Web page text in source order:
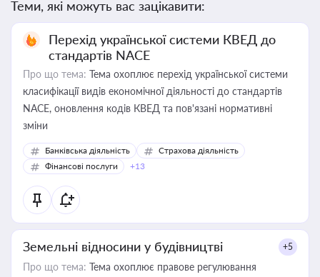
Теми, які можуть вас зацікавити:
Перехід української системи КВЕД до
стандартів NACE
Про що тема: Тема охоплює перехід української системи
класифікації видів економічної діяльності до стандартів
NACE, оновлення кодів КВЕД та пов'язані нормативні
зміни
Банківська діяльність
Страхова діяльність
Фінансові послуги
+13
Земельні відносини у будівництві +5
Про що тема: Тема охоплює правове регулювання